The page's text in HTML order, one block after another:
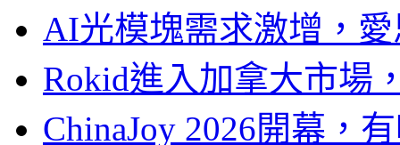
AI光模塊需求激增，
Rokid進入加拿大市場
ChinaJoy 2026開幕，